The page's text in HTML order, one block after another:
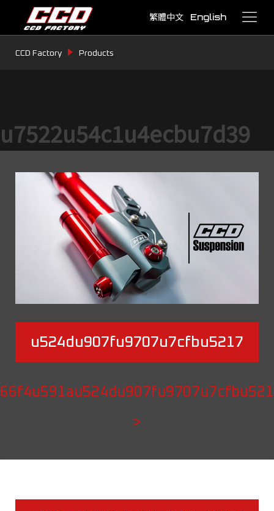
繁體中文 English
CCD Factory Products
u7522u54c1u4ecbu7d39
u524du907fu9707u7cfbu5217
>